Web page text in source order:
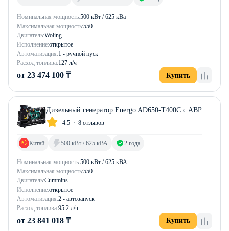
Номинальная мощность:500 кВт / 625 кВа
Максимальная мощность:550
Двигатель:Woling
Исполнение:открытое
Автоматизация:1 - ручной пуск
Расход топлива:127 л/ч
от 23 474 100 ₸ Купить
Дизельный генератор Energo AD650-T400C с АВР
4.5 8 отзывов
Номинальная мощность:500 кВт / 625 кВА
Максимальная мощность:550
Двигатель:Cummins
Исполнение:открытое
Автоматизация:2 - автозапуск
Расход топлива:95.2 л/ч
Китай 500 кВт / 625 кВА 2 года
от 23 841 018 ₸ Купить